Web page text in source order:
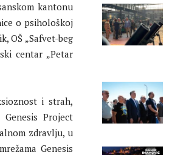
kantonu
o psihološkoj
OŠ „Safvet-beg
centar „Petar
i strah,
Project
zdravlju, u
Genesis